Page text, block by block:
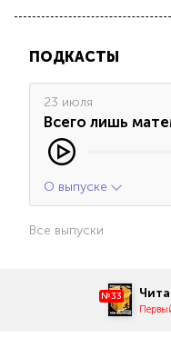
ПОДКАСТЫ
23 июля
Всего лишь
О выпуске
Все выпуски
№33